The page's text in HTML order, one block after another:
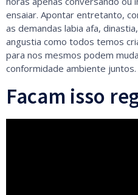
ensaiar. Apontar entretanto,
as demandas labia afa,
angustia como todos temos
para nos mesmos podem
conformidade ambiente juntos.
Facam isso